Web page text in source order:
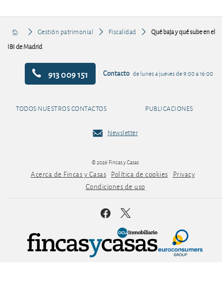
Gestión patrimonial Fiscalidad
Qué baja y qué sube en el
IBI de Madrid
913 009 151 Contacto de lunes a jueves de 9:00 a 16:00
TODOS NUESTROS CONTACTOS PUBLICACIONES
Newsletter
© 2026 Fincas y Casas
Acerca de Fincas y Casas Política de cookies
Privacy
Condiciones de uso